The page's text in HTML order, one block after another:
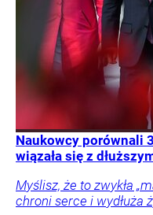
Naukowcy porównali
wiązała się z
Myślisz, że to zwykła
chroni serce i wydłuża